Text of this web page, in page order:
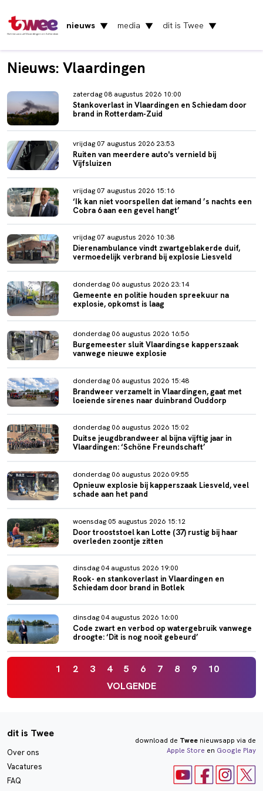
Het nieuws uit Vlaardingen en Schiedam
nieuws ▼ media ▼ dit is Twee ▼
Nieuws: Vlaardingen
zaterdag 08 augustus 2026 10:00
Stankoverlast in Vlaardingen en Schiedam door
brand in Rotterdam-Zuid
vrijdag 07 augustus 2026 23:53
Ruiten van meerdere auto's vernield bij
Vijfsluizen
vrijdag 07 augustus 2026 15:16
‘Ik kan niet voorspellen dat iemand ’s nachts een
Cobra 6 aan een gevel hangt’
vrijdag 07 augustus 2026 10:38
Dierenambulance vindt zwartgeblakerde duif,
vermoedelijk verbrand bij explosie Liesveld
donderdag 06 augustus 2026 23:14
Gemeente en politie houden spreekuur na
explosie, opkomst is laag
donderdag 06 augustus 2026 16:56
Burgemeester sluit Vlaardingse kapperszaak
vanwege nieuwe explosie
donderdag 06 augustus 2026 15:48
Brandweer verzamelt in Vlaardingen, gaat met
loeiende sirenes naar duinbrand Ouddorp
donderdag 06 augustus 2026 15:02
Duitse jeugdbrandweer al bijna vijftig jaar in
Vlaardingen: ‘Schöne Freundschaft’
donderdag 06 augustus 2026 09:55
Opnieuw explosie bij kapperszaak Liesveld, veel
schade aan het pand
woensdag 05 augustus 2026 15:12
Door trooststoel kan Lotte (37) rustig bij haar
overleden zoontje zitten
dinsdag 04 augustus 2026 19:00
Rook- en stankoverlast in Vlaardingen en
Schiedam door brand in Botlek
dinsdag 04 augustus 2026 16:00
Code zwart en verbod op watergebruik vanwege
droogte: ‘Dit is nog nooit gebeurd’
1 2 3 4 5 6 7 8 9
10
VOLGENDE
dit is Twee
Over ons
Vacatures
FAQ
download de Tweenieuwsapp via de
Apple Store en Google Play